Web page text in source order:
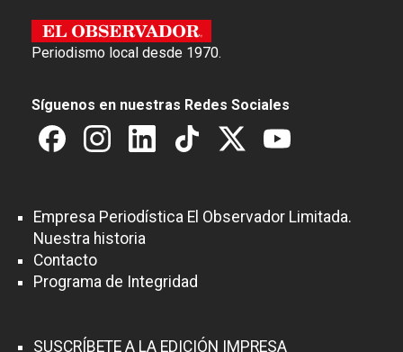
Periodismo local desde 1970.
Síguenos en nuestras Redes Sociales
Empresa Periodística El Observador Limitada.
Nuestra historia
Contacto
Programa de Integridad
SUSCRÍBETE A LA EDICIÓN IMPRESA